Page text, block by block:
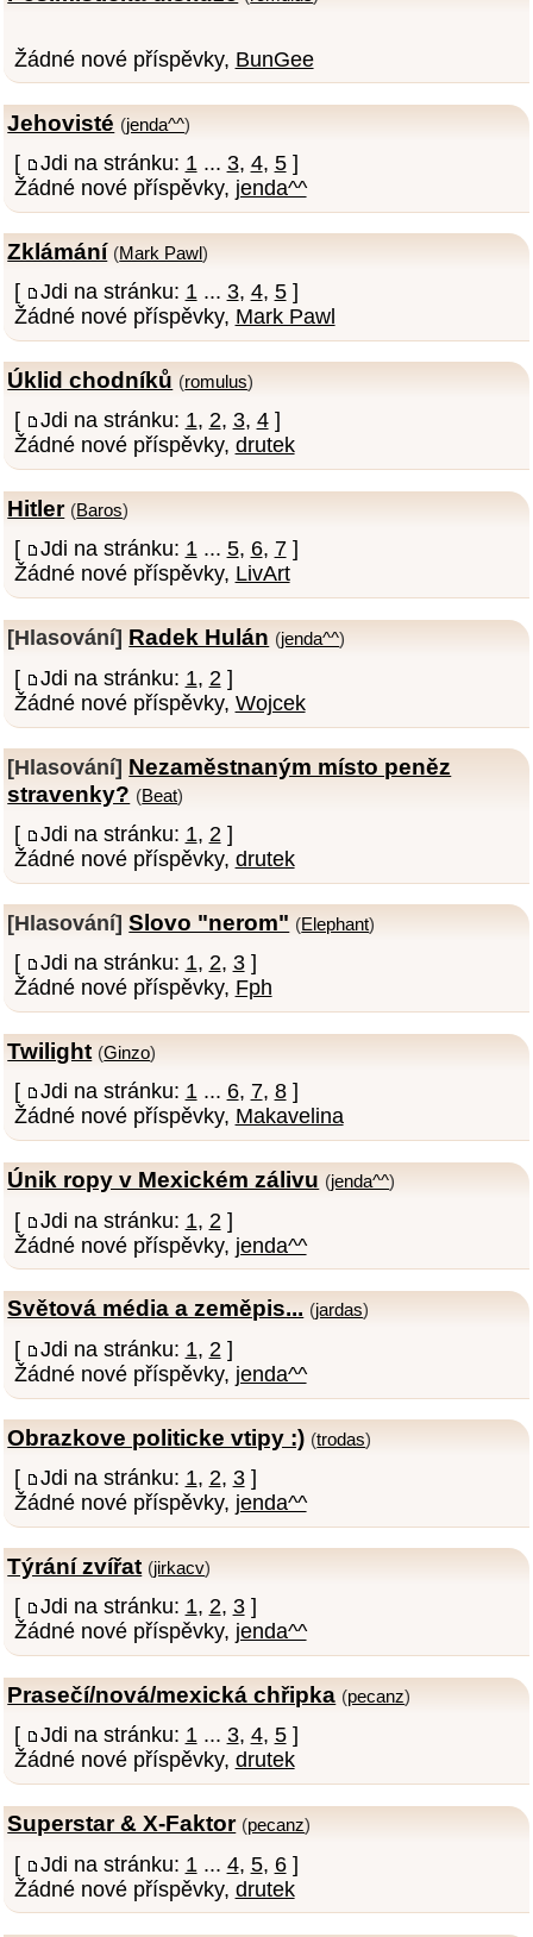
Žádné nové příspěvky, BunGee
Jehovisté (jenda^^)
[ Jdi na stránku: 1 ... 3, 4, 5]
Žádné nové příspěvky, jenda^^
Zklámání (Mark Pawl)
[ Jdi na stránku: 1... 3, 4, 5]
Žádné nové příspěvky, Mark Pawl
Úklid chodníků (romulus)
[ Jdi na stránku: 1, 2, 3, 4]
Žádné nové příspěvky, drutek
Hitler (Baros)
[ Jdi na stránku: 1... 5, 6, 7]
Žádné nové příspěvky, LivArt
[Hlasování] Radek Hulán (jenda^^)
[ Jdi na stránku: 1, 2 ]
Žádné nové příspěvky, Wojcek
[Hlasování] Nezaměstnaným místo peněz
stravenky? (Beat)
[ Jdi na stránku: 1, 2 ]
Žádné nové příspěvky, drutek
[Hlasování] Slovo "nerom" (Elephant)
[ Jdi na stránku: 1, 2, 3]
Žádné nové příspěvky, Fph
Twilight (Ginzo)
[ Jdi na stránku: 1... 6, 7, 8]
Žádné nové příspěvky, Makavelina
Únik ropy v Mexickém zálivu (jenda^^)
[ Jdi na stránku: 1, 2 ]
Žádné nové příspěvky, jenda^^
Světová média a zeměpis... (jardas)
[ Jdi na stránku: 1, 2 ]
Žádné nové příspěvky, jenda^^
Obrazkove politicke vtipy :) (trodas)
[ Jdi na stránku: 1, 2, 3]
Žádné nové příspěvky, jenda^^
Týrání zvířat (jirkacv)
[ Jdi na stránku: 1, 2, 3]
Žádné nové příspěvky, jenda^^
Prasečí/nová/mexická chřipka (pecanz)
[ Jdi na stránku: 1... 3, 4, 5]
Žádné nové příspěvky, drutek
Superstar & X-Faktor (pecanz)
[ Jdi na stránku: 1 ... 4, 5, 6]
Žádné nové příspěvky, drutek